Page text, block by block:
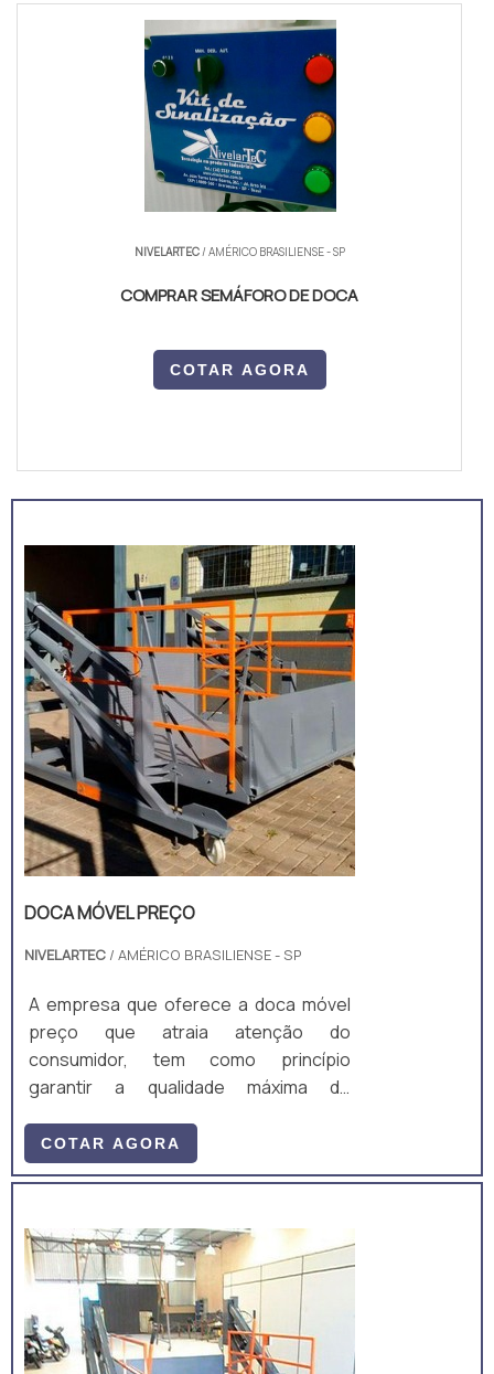
NIVELARTEC/ AMÉRICO BRASILIENSE - SP
COMPRAR SEMÁFORO DE DOCA
COTAR AGORA
DOCA MÓVEL PREÇO
NIVELARTEC / AMÉRICO BRASILIENSE - SP
A empresa que oferece a doca móvel
preço que atraia atenção do
consumidor, tem como princípio
garantir a qualidade máxima do
aplicada em diversas áreas e utilizada
para muitas aplicações que necessitem
de até 2.500 kg, com até 1,70m de
altura.Vantagens de utilização do
material Facilidade de manuseio; Não
tem necessidade de doca de suporte;
Otimização da mão de obra...
COTAR AGORA